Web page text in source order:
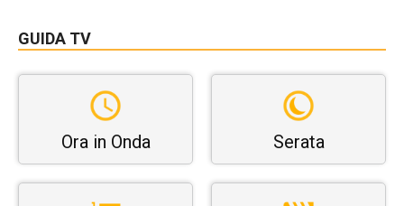
GUIDA TV
Ora in Onda Serata